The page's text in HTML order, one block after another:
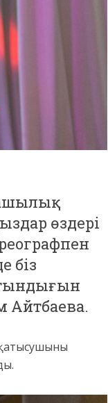
өздері
біз
Айтбаева.